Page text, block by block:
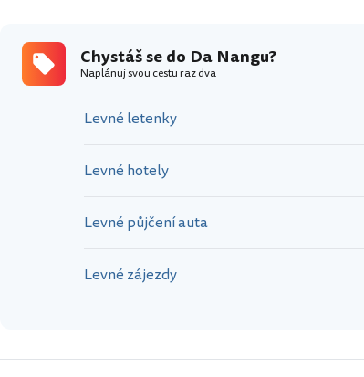
Chystáš se do Da Nangu?
Naplánuj svou cestu raz dva
Levné letenky
Levné hotely
Levné půjčení auta
Levné zájezdy